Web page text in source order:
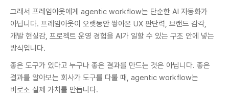
그래서 프레임아웃에게 agentic workflow는 단순한 AI 자동화가
아닙니다. 프레임아웃이 오랫동안 쌓아온 UX 판단력, 브랜드 감각,
개발 현실감, 프로젝트 운영 경험을 AI가 일할 수 있는 구조 안에 넣는
방식입니다.
좋은 도구가 있다고 누구나 좋은 결과를 만드는 것은 아닙니다. 좋은
결과를 알아보는 회사가 도구를 다룰 때, agentic workflow는
비로소 실제 가치를 만듭니다.